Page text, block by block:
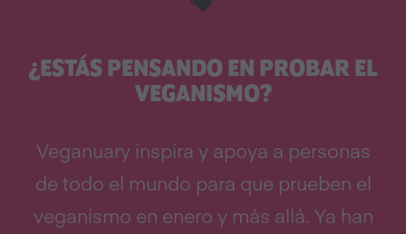
¿ESTÁS PENSANDO EN PROBAR EL
VEGANISMO?
Veganuary inspira y apoya a personas
de todo el mundo para que prueben el
veganismo en enero y más allá. Ya han